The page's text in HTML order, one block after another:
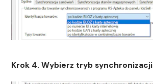
Krok 4. Wybierz tryb synchronizacji